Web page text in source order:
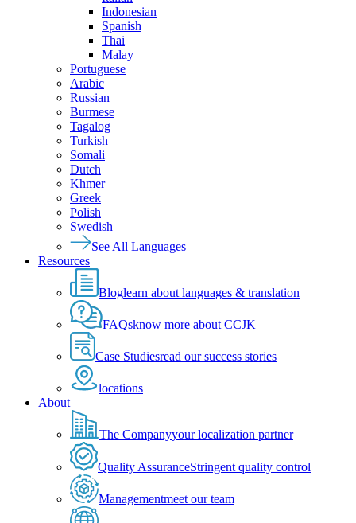
Indonesian
Spanish
Thai
Malay
Portuguese
Arabic
Russian
Burmese
Tagalog
Turkish
Somali
Dutch
Khmer
Greek
Polish
Swedish
See All Languages
Resources
Bloglearn about languages & translation
FAQsknow more about CCJK
Case Studiesread our success stories
locations
About
The Companyyour localization partner
Quality AssuranceStringent quality control
Managementmeet our team